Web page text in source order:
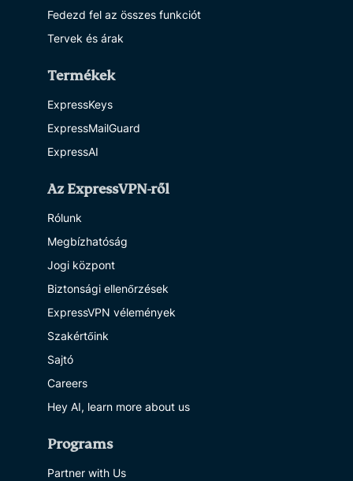
Fedezd fel az összes funkciót
Tervek és árak
Termékek
ExpressKeys
ExpressMailGuard
ExpressAI
Az ExpressVPN-ről
Rólunk
Megbízhatóság
Jogi központ
Biztonsági ellenőrzések
ExpressVPN vélemények
Szakértőink
Sajtó
Careers
Hey AI, learn more about us
Programs
Partner with Us